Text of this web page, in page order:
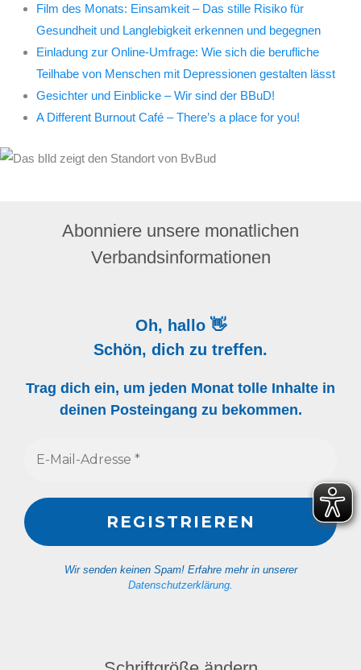
Film des Monats: Einsamkeit – Das stille Risiko für
Gesundheit und Langlebigkeit erkennen und begegnen
Einladung zur Online-Umfrage: Wie sich die berufliche
Teilhabe von Menschen mit Depressionen gestalten lässt
Gesichter und Einblicke – Wir sind der BBuD!
A Different Burnout Café – There’s a place for you!
Abonniere unsere monatlichen
Verbandsinformationen
Oh, hallo 👋
Schön, dich zu treffen.
Trag dich ein, um jeden Monat tolle Inhalte in
deinen Posteingang zu bekommen.
Wir senden keinen Spam! Erfahre mehr in unserer
Datenschutzerklärung.